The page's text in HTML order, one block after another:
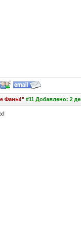
Фаны!"#11 Добавлено: 2